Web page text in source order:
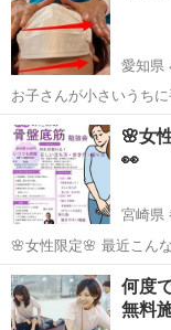
入学前から就職先をご紹
愛知県
お子さんが小さいうちに手
教える結果の出る小顔矯正を短
77,000円‼️ お友達と一
顔矯正には...
愛知 名古屋市
🌸女性限定🌸 最近
👀
宮崎県
🌸女性限定🌸 最近こんなことありませんか？👀 ✅ トイレが近くなっ
た気がする ✅ くしゃみや笑った時にヒヤッ💦 ✅ お腹に力が入りにく
い ✅ 出産後から体の変化を感じる ✅ 将来の尿もれがちょっと心配…
実はそ...
宮崎 児湯郡 都
何度
無料